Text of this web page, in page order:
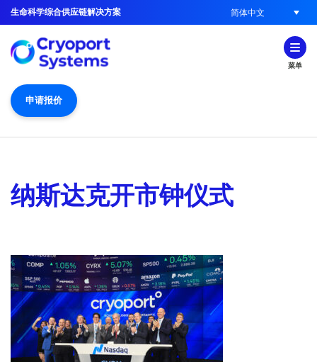
生命科学综合供应链解决方案 简体中文
菜单
申请报价
纳斯达克开市钟仪式